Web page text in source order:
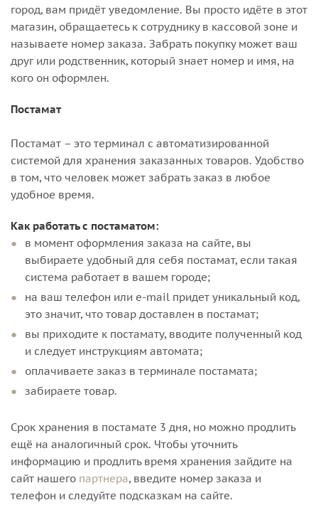
город, вам придёт уведомление. Вы просто идёте в этот
магазин, обращаетесь к сотруднику в кассовой зоне и
называете номер заказа. Забрать покупку может ваш
друг или родственник, который знает номер и имя, на
кого он оформлен.
Постамат
Постамат – это терминал с автоматизированной
системой для хранения заказанных товаров. Удобство
в том, что человек может забрать заказ в любое
удобное время.
Как работать с постаматом:
в момент оформления заказа на сайте, вы
выбираете удобный для себя постамат, если такая
система работает в вашем городе;
на ваш телефон или e-mail придет уникальный код,
это значит, что товар доставлен в постамат;
вы приходите к постамату, вводите полученный код
и следует инструкциям автомата;
оплачиваете заказ в терминале постамата;
забираете товар.
Срок хранения в постамате 3 дня, но можно продлить
ещё на аналогичный срок. Чтобы уточнить
информацию и продлить время хранения зайдите на
сайт нашего партнера, введите номер заказа и
телефон и следуйте подсказкам на сайте.